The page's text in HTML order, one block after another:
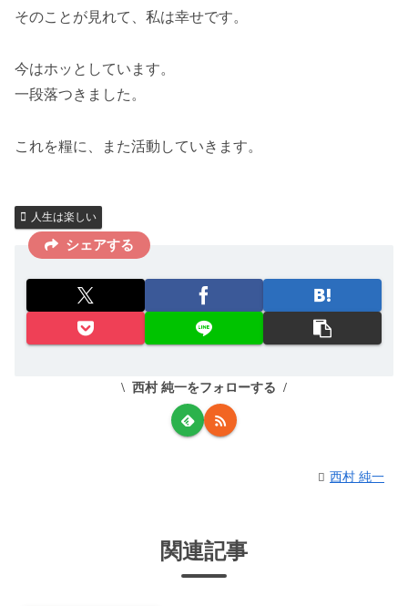
そのことが見れて、私は幸せです。
今はホッとしています。
一段落つきました。
これを糧に、また活動していきます。
人生は楽しい
シェアする
西村 純一をフォローする
西村 純一
関連記事